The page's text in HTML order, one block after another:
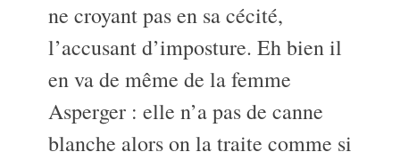
ne croyant pas en sa cécité,
l’accusant d’imposture. Eh bien il
en va de même de la femme
Asperger : elle n’a pas de canne
blanche alors on la traite comme si